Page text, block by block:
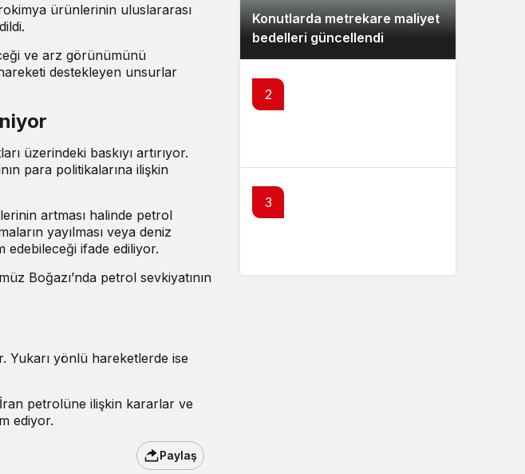
ürünlerinin uluslararası
ve arz görünümünü
destekleyen unsurlar
üzerindeki baskıyı artırıyor.
para politikalarına ilişkin
artması halinde petrol
yayılması veya deniz
edebileceği ifade ediliyor.
Boğazı’nda petrol sevkiyatının
Yukarı yönlü hareketlerde ise
petrolüne ilişkin kararlar ve
ediyor.
Paylaş
Konutlarda metrekare maliyet
bedelleri güncellendi
2
3